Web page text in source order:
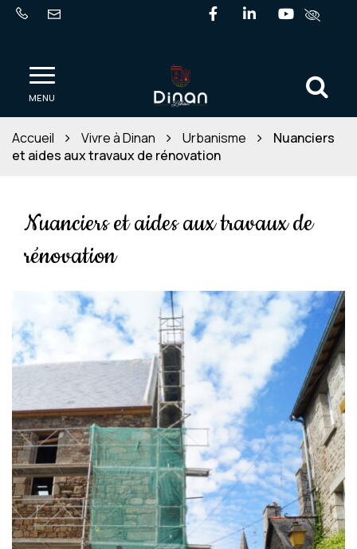
Gestion des traceurs Lien vers le compte
Lien vers leLien vers
MENU Ville de Dinan
Accueil Vivre à Dinan Urbanisme
Nuanciers
et aides aux travaux de rénovation
Nuanciers et aides aux travaux de
rénovation